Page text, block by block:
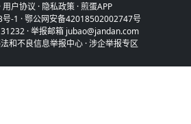
·用户协议 · 隐私政策·煎蛋APP
-1 ·鄂公网安备42018502002747号
· 举报邮箱 jubao@jandan.com
和不良信息举报中心 ·涉企举报专区